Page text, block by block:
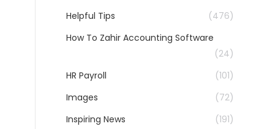
Helpful Tips
(476)
How To Zahir Accounting Software
(24)
HR Payroll
(101)
Images
(72)
Inspiring News
(191)